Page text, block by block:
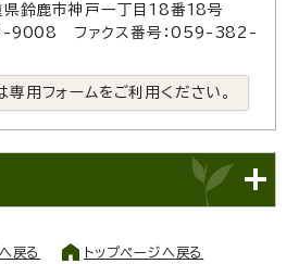
鹿市神戸一丁目18番18号
9008 ファクス番号：059-382-
専用フォームをご利用ください。
戻る トップページへ戻る